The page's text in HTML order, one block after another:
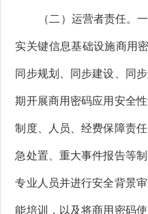
（二）运营者责任。
实关键信息基础设施商用
同步规划、同步建设、同
期开展商用密码应用安全
制度、人员、经费保障责
急处置、重大事件报告等
专业人员并进行安全背景
能培训，以及将商用密码